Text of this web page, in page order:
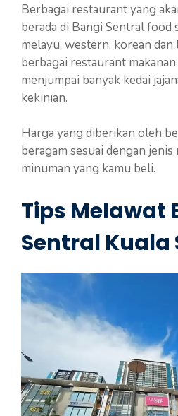
Berbagai restaurant yang
berada di Bangi Sentral food
melayu, western, korean dan
berbagai restaurant
menjumpai banyak kedai
kekinian.
Harga yang diberikan oleh
beragam sesuai dengan jenis
minuman yang kamu beli.
Tips Melawat
Sentral Kuala